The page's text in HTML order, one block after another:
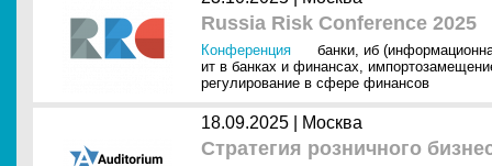
Russia Risk Conference 2025
Конференция банки, иб
ит в банках и финансах,
регулирование в сфере финансов
18.09.2025 | Москва
Стратегия розничного